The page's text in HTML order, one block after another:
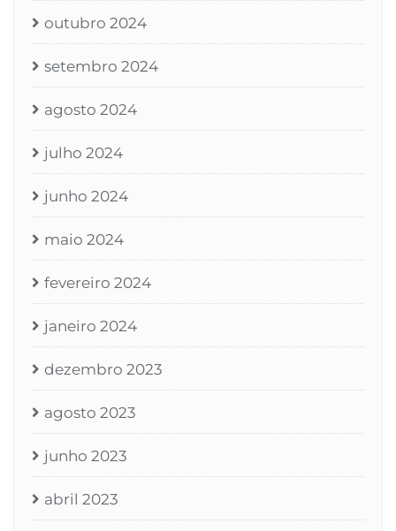
outubro 2024
setembro 2024
agosto 2024
julho 2024
junho 2024
maio 2024
fevereiro 2024
janeiro 2024
dezembro 2023
agosto 2023
junho 2023
abril 2023